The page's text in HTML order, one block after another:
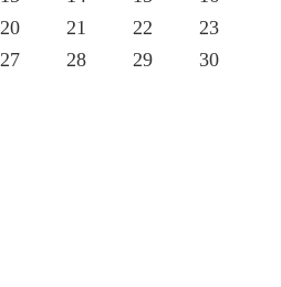
20 21 22
23
27 28 29
30